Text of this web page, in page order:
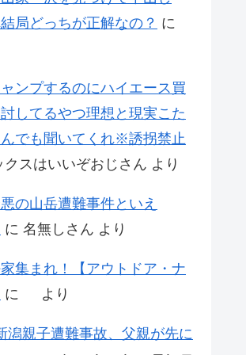
局どっちが正解なの？ に
ンプするのにハイエース買
してるやつ理想と現実こた
でも聞いてくれ※誘拐禁止
クスはいいぞおじさん より
の山岳遭難事件といえ
に 名無しさん より
集まれ！【アウトドア・ナ
に より
潟親子遭難事故、父親が先に